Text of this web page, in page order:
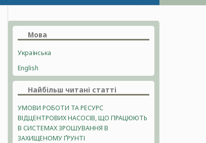
Мова
Українська
English
Найбільш читані статті
УМОВИ РОБОТИ ТА РЕСУРС
ВІДЦЕНТРОВИХ НАСОСІВ, ЩО ПРАЦЮЮТЬ
В СИСТЕМАХ ЗРОШУВАННЯ В
ЗАХИЩЕНОМУ ҐРУНТІ